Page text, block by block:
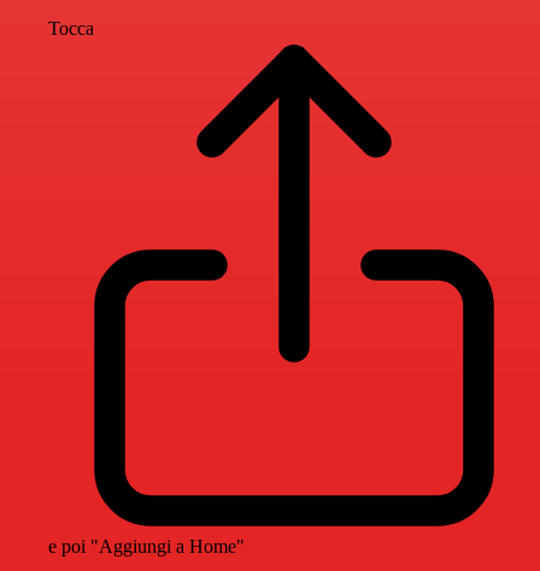
Tocca
e poi "Aggiungi a Home"